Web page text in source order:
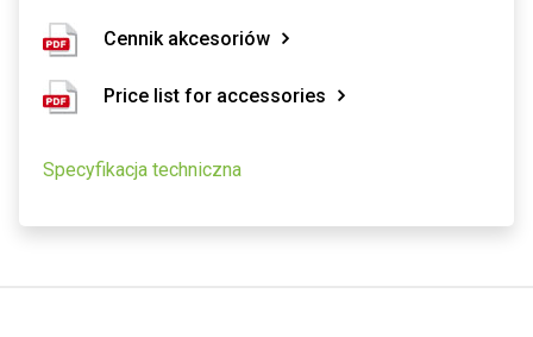
Cennik akcesoriów
Price list for accessories
Specyfikacja techniczna